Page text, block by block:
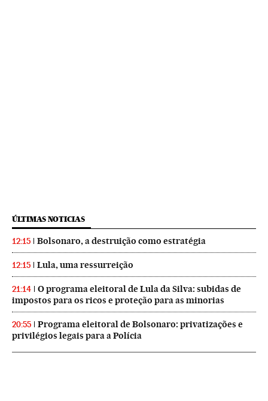
ÚLTIMAS NOTICIAS
12:15 Bolsonaro, a destruição como estratégia
12:15 Lula, uma ressurreição
21:14
O programa eleitoral de Lula da Silva: subidas de
impostos para os ricos e proteção para as minorias
20:55
Programa eleitoral de Bolsonaro: privatizações e
privilégios legais para a Polícia